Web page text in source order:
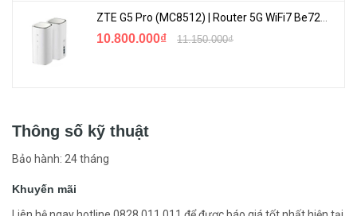
10.800.000₫ 11.150.000₫
Thông số kỹ thuật
Bảo hành: 24 tháng
Khuyến mãi